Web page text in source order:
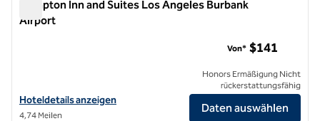
Hampton Inn and Suites Los Angeles Burbank
Airport
Hoteldetails für Hampton Inn and Suites Los Angeles Burbank
Hoteldetails anzeigen
4,74 Meilen
Von* $141
Honors Ermäßigung Nicht
rückerstattungsfähig
Daten auswählen